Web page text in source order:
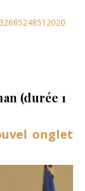
(durée 1
onglet